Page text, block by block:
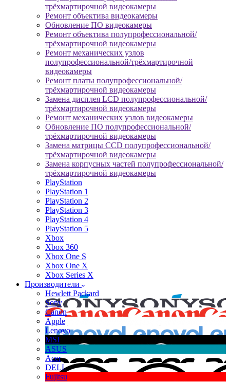
трёхмартирочной видеокамеры
Ремонт объектива видеокамеры
Обновление ПО видеокамеры
Ремонт объектива полупрофессиональной/
трёхмартирочной видеокамеры
Ремонт механических узлов
полупрофессиональной/трёхмартирочной
видеокамеры
Ремонт платы полупрофессиональной/
трёхмартирочной видеокамеры
Замена дисплея LCD полупрофессиональной/
трёхмартирочной видеокамеры
Ремонт механических узлов видеокамеры
Обновление ПО полупрофессиональной/
трёхмартирочной видеокамеры
Замена матрицы CCD полупрофессиональной/
трёхмартирочной видеокамеры
Замена корпусных частей полупрофессиональной/
трёхмартирочной видеокамеры
PlayStation
PlayStation 1
PlayStation 2
PlayStation 3
PlayStation 4
PlayStation 5
Xbox
Xbox 360
Xbox One S
Xbox One X
Xbox Series X
Производители
Hewlett Packard
Sony
Canon
Apple
Lenovo
MSI
ASUS
Acer
DELL
Fujitsu